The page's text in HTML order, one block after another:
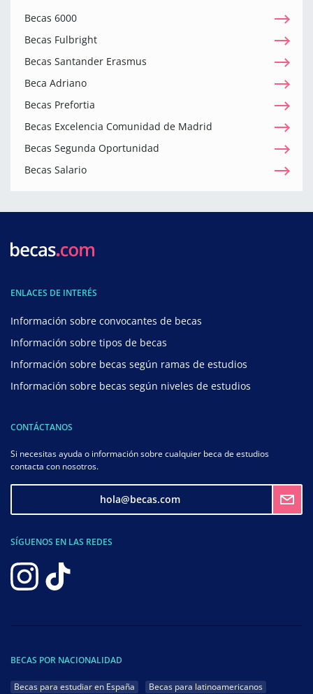
Becas 6000
Becas Fulbright
Becas Santander Erasmus
Beca Adriano
Becas Prefortia
Becas Excelencia Comunidad de Madrid
Becas Segunda Oportunidad
Becas Salario
ENLACES DE INTERÉS
Información sobre convocantes de becas
Información sobre tipos de becas
Información sobre becas según ramas de estudios
Información sobre becas según niveles de estudios
CONTÁCTANOS
Si necesitas ayuda o información sobre cualquier beca de estudios
contacta con nosotros.
hola@becas.com
SÍGUENOS EN LAS REDES
BECAS POR NACIONALIDAD
Becas para estudiar en España Becas para latinoamericanos